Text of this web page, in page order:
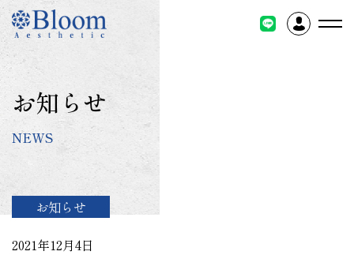
コ
テ
ン
ツ
に
キ
お知らせ
NEWS
お知らせ
2021年12月4日